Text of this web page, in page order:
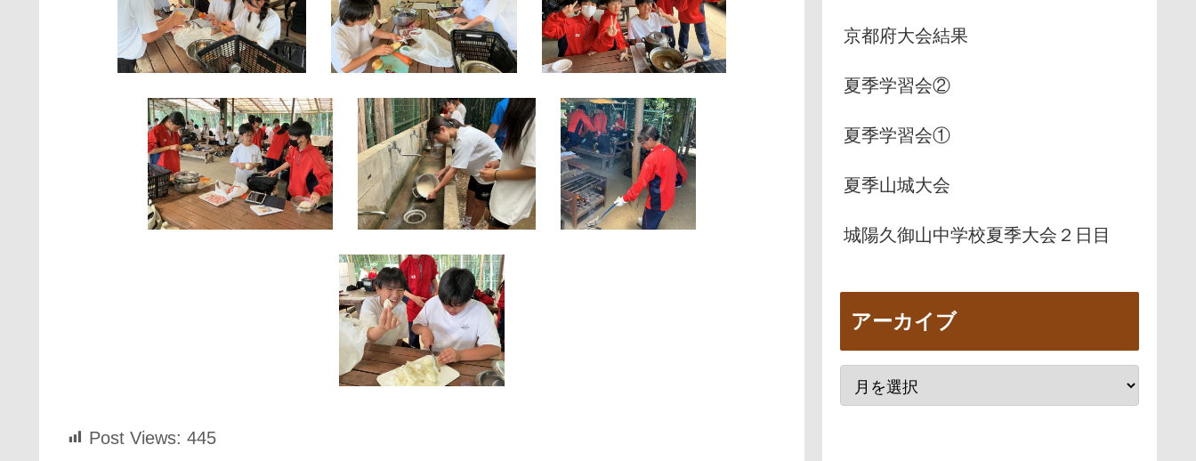
Post Views: 445
京都府大会結果
夏季学習会②
夏季学習会①
夏季山城大会
城陽久御山中学校夏季大会２日目
アーカイブ